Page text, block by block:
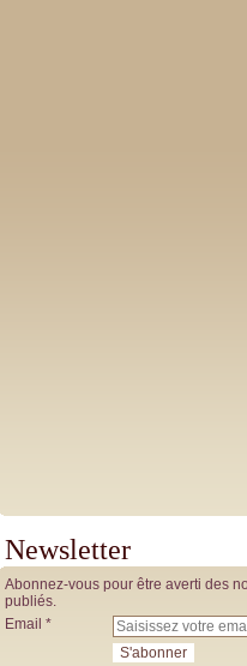
Newsletter
Abonnez-vous pour être averti des
publiés.
Email